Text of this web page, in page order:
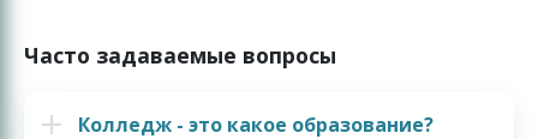
Часто задаваемые вопросы
Колледж - это какое образование?